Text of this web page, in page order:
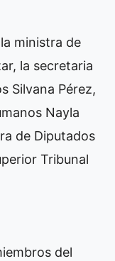
ministra de
la secretaria
Silvana Pérez,
Nayla
de Diputados
Tribunal
del